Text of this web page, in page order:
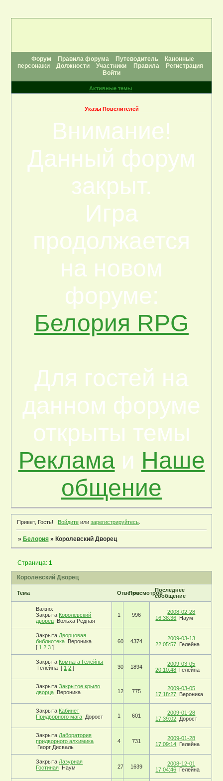
Форум Правила форума Путеводитель
Канонные
персонажи
Должности Участники Правила
Регистрация
Войти
Активные темы
Указы Повелителей
Внимание!
Данный форум
закрыт.
Игра
продолжается
на новом
форуме:
Белория RPG
Для гостей на
данном форуме
открыты темы
Рекламаи Наше
общение
Привет, Гость! Войдитеили зарегистрируйтесь.
» Белория » Королевский Дворец
Королевский Дворец
Страница: 1
Тема ОтветовПросмотровПоследнее
сообщение
Важно:
Закрыта Королевский
дворец Вольха Редная
1 996
2008-02-28
16:38:36 Наум
Закрыта Дворцовая
библиотека Вероника
[ 1 2 3 ]
60 4374
2009-03-13
22:05:57 Гелейна
Закрыта Комната Гелейны
Гелейна [ 1 2 ] 30 1894
2009-03-05
20:10:48 Гелейна
ЗакрытаЗакрытое крыло
дворца Вероника 12 775
2009-03-05
17:18:27 Вероника
Закрыта Кабинет
Придворного мага Дорост 1 601
2009-01-28
17:39:02 Дорост
Закрыта Лаборатория
придворного алхимика
Георг Дисваль
4 731
2009-01-28
17:09:14 Гелейна
Закрыта Лазурная
Гостиная Наум 27 1639
2008-12-01
17:04:46 Гелейна